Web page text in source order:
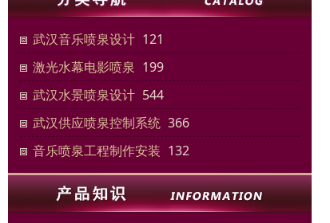
武汉音乐喷泉设计 121
激光水幕电影喷泉 199
武汉水景喷泉设计 544
武汉供应喷泉控制系统 366
音乐喷泉工程制作安装 132